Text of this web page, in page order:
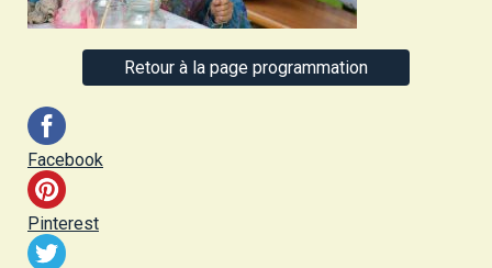
Retour à la page programmation
Facebook
Pinterest